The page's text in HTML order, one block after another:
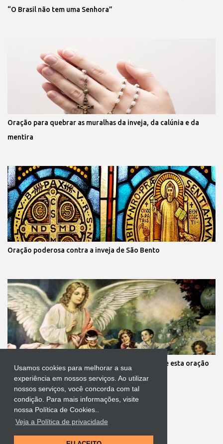
Usamos cookies para melhorar a sua
experiência em nossos serviços. Ao utilizar
nossos serviços, você concorda com tal
condição. Para mais informações, visite
nossa Política de Cookies..
Veja a Política de privacidade
“O Brasil não tem uma Senhora”
Oração para quebrar as muralhas da inveja, da calúnia e da
mentira
Oração poderosa contra a inveja de São Bento
Mãe, você está preocupada com seus filhos? Reze esta oração
aos anjos da guarda deles
Tecnologia do Blogger